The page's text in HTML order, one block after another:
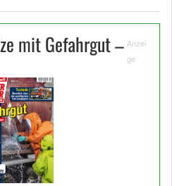
mit Gefahrgut – Anzei
ge